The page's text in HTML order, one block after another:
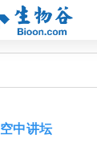
空中讲坛